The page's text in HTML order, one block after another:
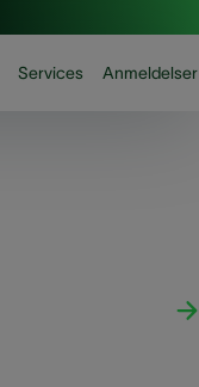
Services Anmeldelser